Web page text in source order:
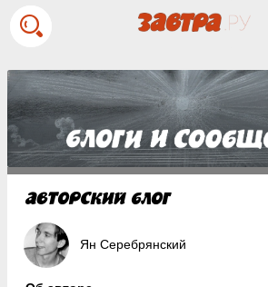
Ян Серебрянский